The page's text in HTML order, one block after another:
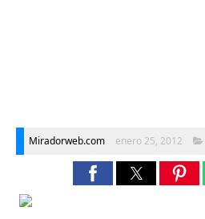
Miradorweb.com enero 25, 2012